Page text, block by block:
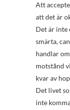
Att
att det är
Det är inte
smärta,
handlar
motstånd
kvar av
Det livet
inte